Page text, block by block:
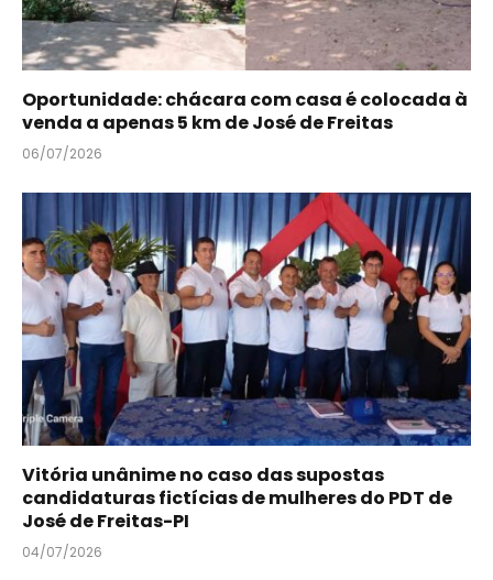
Oportunidade: chácara com casa é colocada à
venda a apenas 5 km de José de Freitas
06/07/2026
Vitória unânime no caso das supostas
candidaturas fictícias de mulheres do PDT de
José de Freitas-PI
04/07/2026